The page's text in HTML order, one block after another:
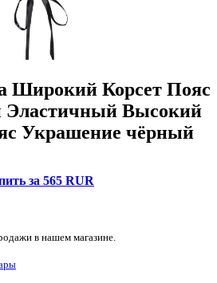
Широкий Корсет Пояс
Эластичный Высокий
Украшение чёрный
за 565 RUR
в нашем магазине.